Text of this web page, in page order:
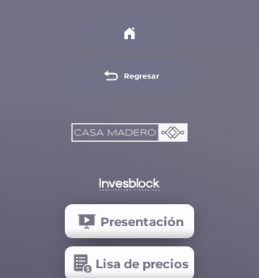
Regresar
Presentación
Lisa de precios